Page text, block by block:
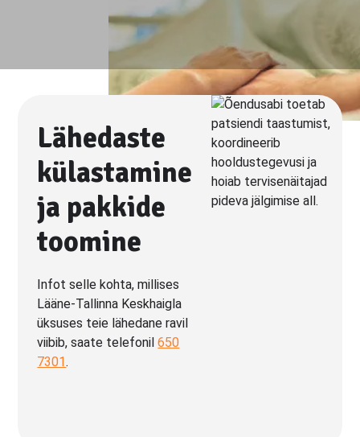
Lähedaste
külastamine
ja pakkide
toomine
Infot selle kohta, millises
Lääne-Tallinna Keskhaigla
üksuses teie lähedane ravil
viibib, saate telefonil650
7301.